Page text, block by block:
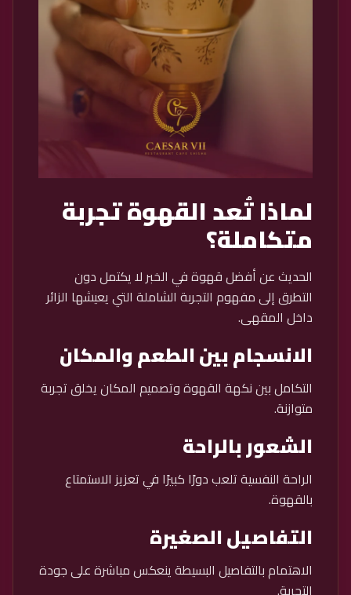
لماذا تُعد القهوة تجربة
متكاملة؟
الحديث عن أفضل قهوة في الخبر لا يكتمل دون
التطرق إلى مفهوم التجربة الشاملة التي يعيشها الزائر
داخل المقهى.
الانسجام بين الطعم والمكان
التكامل بين نكهة القهوة وتصميم المكان يخلق تجربة
متوازنة.
الشعور بالراحة
الراحة النفسية تلعب دورًا كبيرًا في تعزيز الاستمتاع
بالقهوة.
التفاصيل الصغيرة
الاهتمام بالتفاصيل البسيطة ينعكس مباشرة على جودة
التجربة.